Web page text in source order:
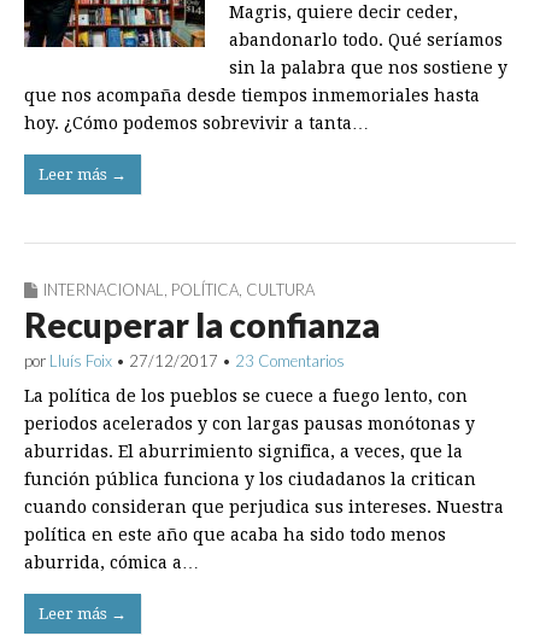
Magris, quiere decir ceder,
abandonarlo todo. Qué seríamos
sin la palabra que nos sostiene y
que nos acompaña desde tiempos inmemoriales hasta
hoy. ¿Cómo podemos sobrevivir a tanta…
Leer más →
INTERNACIONAL POLÍTICA CULTURA
Recuperar la confianza
por Lluís Foix • 27/12/2017 • 23 Comentarios
La política de los pueblos se cuece a fuego lento, con
periodos acelerados y con largas pausas monótonas y
aburridas. El aburrimiento significa, a veces, que la
función pública funciona y los ciudadanos la critican
cuando consideran que perjudica sus intereses. Nuestra
política en este año que acaba ha sido todo menos
aburrida, cómica a…
Leer más →